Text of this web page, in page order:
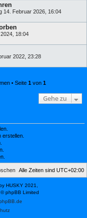
14. Februar 2026, 16:04
18:04
2022, 23:28
• Seite 1 von 1
Gehe zu
Alle Zeiten sind UTC+02:00
HUSKY 2021,
phpBB Limited